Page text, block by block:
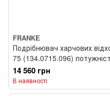
FRANKE
Подрібнювач харчових
75 (134.0715.096)
14 560 грн
В наявності